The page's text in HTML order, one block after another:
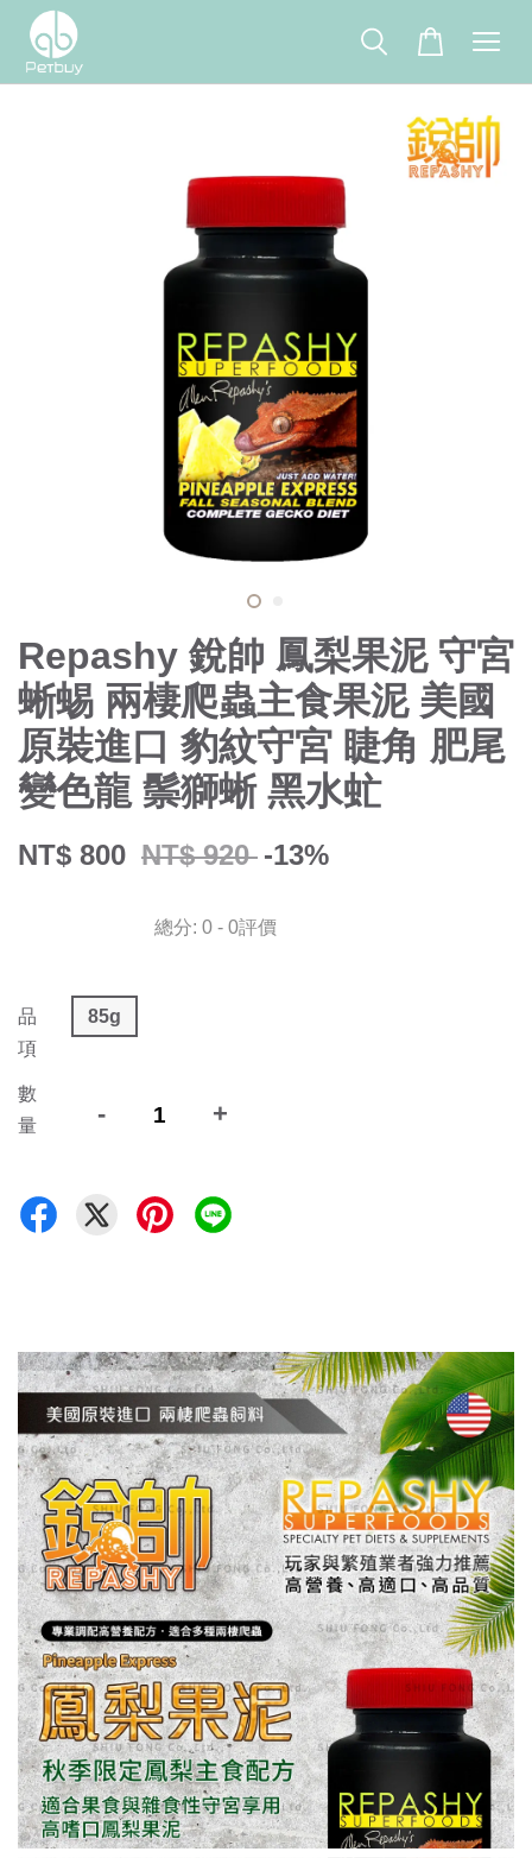
Repashy 銳帥 鳳梨果泥 守宮
蜥蜴 兩棲爬蟲主食果泥 美國
原裝進口 豹紋守宮 睫角 肥尾
變色龍 鬃獅蜥 黑水虻
NT$ 800 NT$ 920 -13%
總分: 0 - 0評價
品
項
85g
數
量
- +